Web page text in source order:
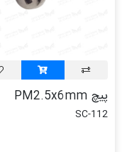
پیچ PM2.5x6mm
SC-112